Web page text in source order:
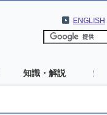
ENGLISH
知識・解説